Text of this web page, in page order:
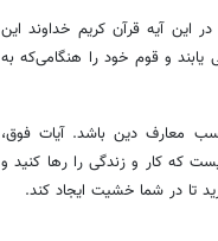
آیه ۱۲۲ سوره توبه‌، اظهار کرد: در این آیه قرآن کریم خداوند این
و قوم خود را هنگامی‌که به
معارف دین باشد. آیات فوق،
که کار و زندگی را رها کنید و
تا در شما خشیت ایجاد کند.